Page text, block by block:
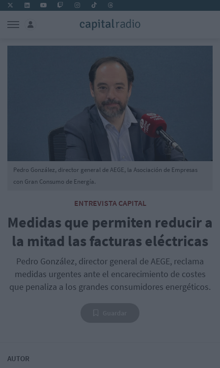
ENTREVISTA CAPITAL
Medidas que permiten reducir a
la mitad las facturas eléctricas
Pedro González, director general de AEGE, reclama
medidas urgentes ante el encarecimiento de costes
que penaliza a los grandes consumidores energéticos.
Pedro González, director general de AEGE, la Asociación de Empresas
con Gran Consumo de Energía.
AUTOR